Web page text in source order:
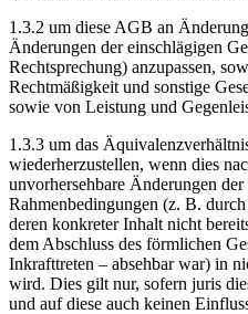
1.3.2 um diese AGB an
Änderungen der einschlägigen
Rechtsprechung) anzupassen,
Rechtmäßigkeit und sonstige
sowie von Leistung und
1.3.3 um das
wiederherzustellen, wenn dies
unvorhersehbare Änderungen
Rahmenbedingungen (z. B.
deren konkreter Inhalt nicht
dem Abschluss des förmlichen
Inkrafttreten – absehbar war) in
wird. Dies gilt nur, sofern juris
und auf diese auch keinen